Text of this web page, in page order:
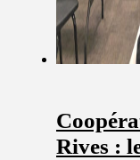
Rives :